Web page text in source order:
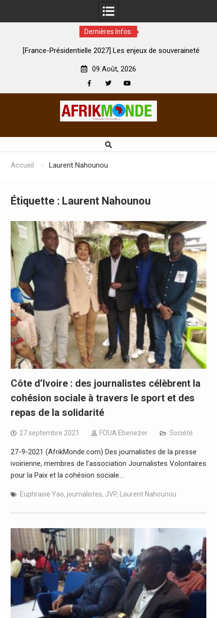
Dernières Infos:
enjeux de souveraineté
À Lens, la femme qui avait été
09 Août, 2026
Accueil Laurent Nahounou
Étiquette : Laurent Nahounou
Côte d’Ivoire : des journalistes célèbrent la
cohésion sociale à travers le sport et des
repas de la solidarité
27 septembre 2021 FOUA Ebenezer Société
27-9-2021 (AfrikMonde.com) Des journalistes de la presse
ivoirienne, membres de l’association Journalistes Volontaires
pour la Paix et la cohésion sociale…
Euphrasie Yao, journalistes, JVP, Laurent Nahounou